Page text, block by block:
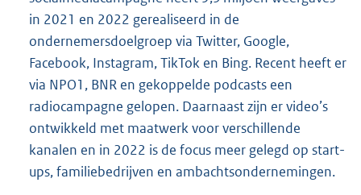
in 2021 en 2022 gerealiseerd in de
ondernemersdoelgroep via Twitter, Google,
Facebook, Instagram, TikTok en Bing. Recent heeft er
via NPO1, BNR en gekoppelde podcasts een
radiocampagne gelopen. Daarnaast zijn er video’s
ontwikkeld met maatwerk voor verschillende
kanalen en in 2022 is de focus meer gelegd op start-
ups, familiebedrijven en ambachtsondernemingen.